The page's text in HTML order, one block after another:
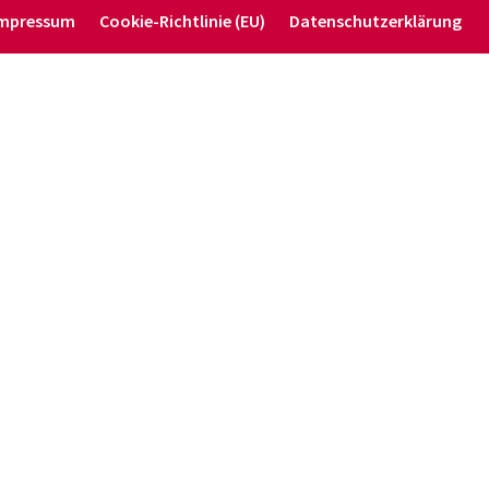
Cookie-Richt­­linie (EU) Daten­schutz­er­klärung